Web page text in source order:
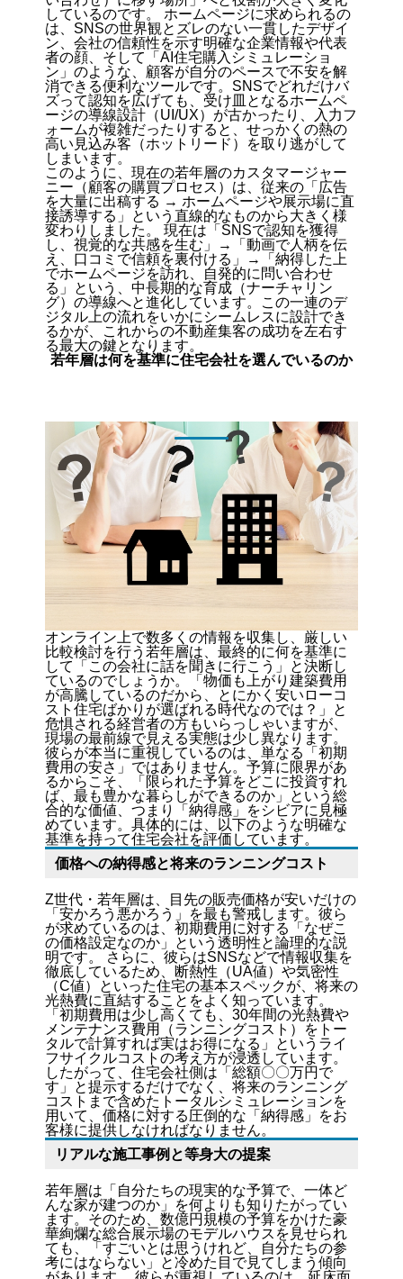
しているのです。 ホームページに求められるの
は、SNSの世界観とズレのない一貫したデザイ
ン、会社の信頼性を示す明確な企業情報や代表
者の顔、そして「AI住宅購入シミュレーショ
ン」のような、顧客が自分のペースで不安を解
消できる便利なツールです。SNSでどれだけバ
ズって認知を広げても、受け皿となるホームペ
ージの導線設計（UI/UX）が古かったり、入力フ
ォームが複雑だったりすると、せっかくの熱の
高い見込み客（ホットリード）を取り逃がして
しまいます。
このように、現在の若年層のカスタマージャー
ニー（顧客の購買プロセス）は、従来の「広告
を大量に出稿する → ホームページや展示場に直
接誘導する」という直線的なものから大きく様
変わりしました。 現在は「SNSで認知を獲得
し、視覚的な共感を生む」→「動画で人柄を伝
え、口コミで信頼を裏付ける」→「納得した上
でホームページを訪れ、自発的に問い合わせ
る」という、中長期的な育成（ナーチャリン
グ）の導線へと進化しています。この一連のデ
ジタル上の流れをいかにシームレスに設計でき
るかが、これからの不動産集客の成功を左右す
る最大の鍵となります。
若年層は何を基準に住宅会社を選んでいるのか
オンライン上で数多くの情報を収集し、厳しい
比較検討を行う若年層は、最終的に何を基準に
して「この会社に話を聞きに行こう」と決断し
ているのでしょうか。「物価も上がり建築費用
が高騰しているのだから、とにかく安いローコ
スト住宅ばかりが選ばれる時代なのでは？」と
危惧される経営者の方もいらっしゃいますが、
現場の最前線で見える実態は少し異なります。
彼らが本当に重視しているのは、単なる「初期
費用の安さ」ではありません。予算に限界があ
るからこそ、「限られた予算をどこに投資すれ
ば、最も豊かな暮らしができるのか」という総
合的な価値、つまり「納得感」をシビアに見極
めています。具体的には、以下のような明確な
基準を持って住宅会社を評価しています。
価格への納得感と将来のランニングコスト
Z世代・若年層は、目先の販売価格が安いだけの
「安かろう悪かろう」を最も警戒します。彼ら
が求めているのは、初期費用に対する「なぜこ
の価格設定なのか」という透明性と論理的な説
明です。 さらに、彼らはSNSなどで情報収集を
徹底しているため、断熱性（UA値）や気密性
（C値）といった住宅の基本スペックが、将来の
光熱費に直結することをよく知っています。
「初期費用は少し高くても、30年間の光熱費や
メンテナンス費用（ランニングコスト）をトー
タルで計算すれば実はお得になる」というライ
フサイクルコストの考え方が浸透しています。
したがって、住宅会社側は「総額〇〇万円で
す」と提示するだけでなく、将来のランニング
コストまで含めたトータルシミュレーションを
用いて、価格に対する圧倒的な「納得感」をお
客様に提供しなければなりません。
リアルな施工事例と等身大の提案
若年層は「自分たちの現実的な予算で、一体ど
んな家が建つのか」を何よりも知りたがってい
ます。そのため、数億円規模の予算をかけた豪
華絢爛な総合展示場のモデルハウスを見せられ
ても、「すごいとは思うけれど、自分たちの参
考にはならない」と冷めた目で見てしまう傾向